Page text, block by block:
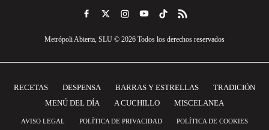
Metrópoli Abierta, SLU © 2026 Todos los derechos reservados
RECETAS DESPENSA BARRAS Y ESTRELLAS
TRADICIÓN
MENÚ DEL DÍA
A CUCHILLO MISCELANEA
AVISO LEGAL POLÍTICA DE PRIVACIDAD
POLÍTICA DE COOKIES